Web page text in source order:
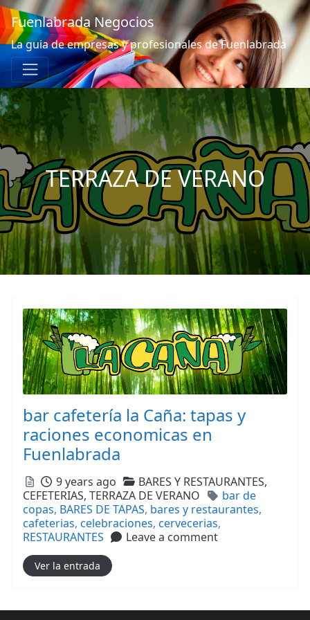
Fuenlabrada Negocios
La guia de empresas y profesionales de Fuenlabrada
TERRAZA DE VERANO
bar cafetería la Caña: tapas y
raciones economicas en
Fuenlabrada
Posted
9 years ago Categories
BARES Y RESTAURANTES,
CEFETERIAS, TERRAZA DE VERANO Tags
bar de
copas, BARES DE TAPAS, bares y restaurantes,
cafeterias, celebraciones, cervecerias,
RESTAURANTES
Leave a comment
Ver la entrada